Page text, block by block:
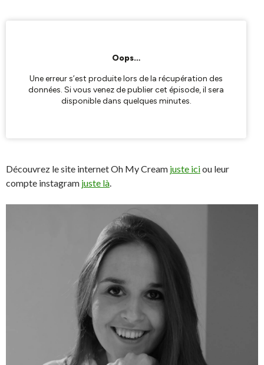
Découvrez le site internet Oh My Cream juste iciou leur
compte instagram juste là.